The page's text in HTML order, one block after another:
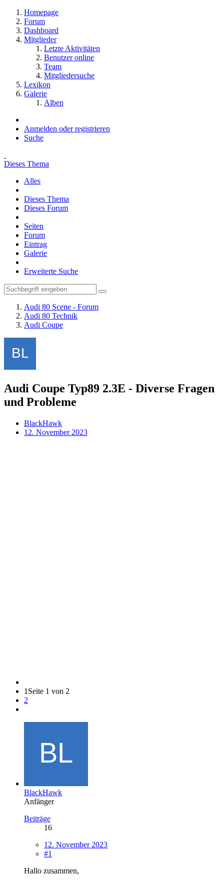
Homepage
Forum
Dashboard
Mitglieder
Letzte Aktivitäten
Benutzer online
Team
Mitgliedersuche
Lexikon
Galerie
Alben
Anmelden oder registrieren
Suche
Dieses Thema
Alles
Dieses Thema
Dieses Forum
Seiten
Forum
Eintrag
Galerie
Erweiterte Suche
Audi 80 Scene - Forum
Audi 80 Technik
Audi Coupe
Audi Coupe Typ89 2.3E - Diverse Fragen
und Probleme
BlackHawk
12. November 2023
1 Seite 1 von 2
2
BlackHawk
Anfänger
Beiträge
16
12. November 2023
#1
Hallo zusammen,